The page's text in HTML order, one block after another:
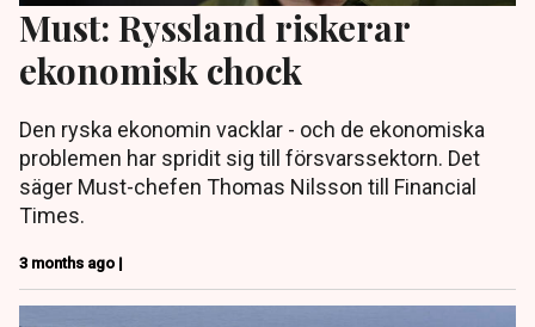
Must: Ryssland riskerar
ekonomisk chock
Den ryska ekonomin vacklar - och de ekonomiska
problemen har spridit sig till försvarssektorn. Det
säger Must-chefen Thomas Nilsson till Financial
Times.
3 months ago |